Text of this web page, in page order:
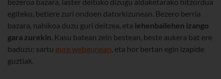
egiteko, betiere zuri ondoen datorkizunean. Bezero berria
bazara, nahikoa duzu guri deitzea, eta lehenbailehen izango
gara zurekin. Kasu batean zein bestean, beste aukera bat ere
baduzu: sartu gure webgunean, eta hor bertan egin izapide
guztiak.